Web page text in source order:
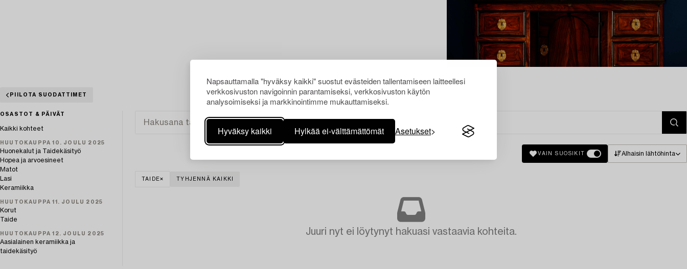
Napsauttamalla "hyväksy kaikki" suostut evästeiden tallentamiseen laitteellesi
verkkosivuston navigoinnin parantamiseksi, verkkosivuston käytön
analysoimiseksi ja markkinointimme mukauttamiseksi.
Hyväksy kaikki Hylkää ei-välttämättömät Asetukset
PIILOTA SUODATTIMET
OSASTOT & PÄIVÄT
Kaikki kohteet
HUUTOKAUPPA 10. JOULU 2025
Huonekalut ja Taidekäsityö
Hopea ja arvoesineet
Matot
Lasi
Keramiikka
HUUTOKAUPPA 11. JOULU 2025
Korut
Taide
HUUTOKAUPPA 12. JOULU 2025
Aasialainen keramiikka ja
taidekäsityö
VAIN SUOSIKIT Alhaisin lähtöhinta
TAIDE TYHJENNÄ KAIKKI
Juuri nyt ei löytynyt hakuasi vastaavia kohteita.